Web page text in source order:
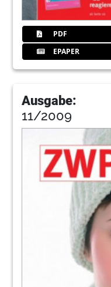
PDF
EPAPER
Ausgabe:
11/2009